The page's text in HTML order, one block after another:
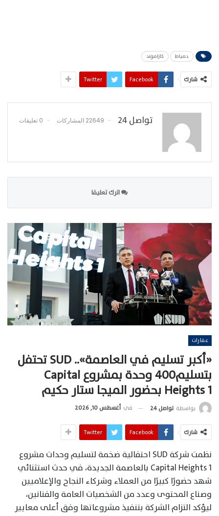
دمياط كازاموند
شارك Facebook
Twitter
تواصل 24 22649 المشاركات 0 تعليقات
اترك تعليقا
عقارات
«أكبر تسليم في العاصمة».. SUD تحتفل
بتسليم400 وحدة بمشروع Capital
Heights 1 بحضور الميجا ستار حكيم
بواسطة تواصل 24 في أغسطس 10, 2026
شارك Facebook
Twitter
نظمت شركة SUD احتفالية ضخمة لتسليم وحدات مشروع
Capital Heights 1 بالعاصمة الجديدة، في حدث استثنائي
شهد حضورًا كبيرًا من العملاء وشركاء النجاح والإعلاميين
وصناع المحتوى وعدد من الشخصيات العامة والفنانين،
ليؤكد التزام الشركة بتنفيذ مشروعاتها وفق أعلى معايير